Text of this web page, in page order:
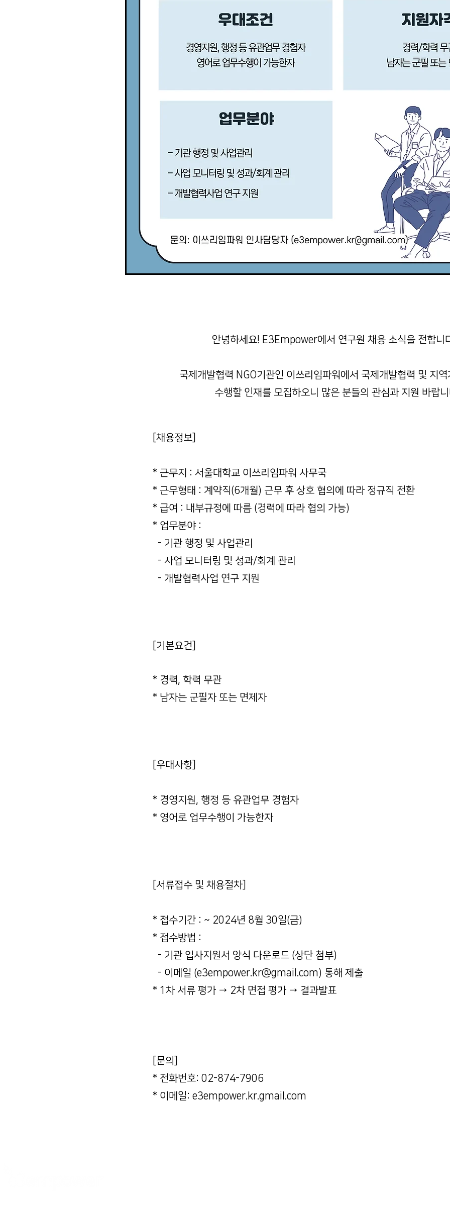
안녕하세요! E3Empower에서 연구원 채용 소식을 전합니
국제개발협력 NGO기관인 이쓰리임파워에서 국제개발협력 및 지
수행할 인재를 모집하오니 많은 분들의 관심과 지원 바랍
[채용정보]
* 근무지 : 서울대학교 이쓰리임파워 사무국
* 근무형태 : 계약직(6개월) 근무 후 상호 협의에 따라 정규직 전환
* 급여 : 내부규정에 따름 (경력에 따라 협의 가능)
* 업무분야 :
- 기관 행정 및 사업관리
- 사업 모니터링 및 성과/회계 관리
- 개발협력사업 연구 지원
[기본요건]
* 경력, 학력 무관
* 남자는 군필자 또는 면제자
[우대사항]
* 경영지원, 행정 등 유관업무 경험자
* 영어로 업무수행이 가능한자
[서류접수 및 채용절차]
* 접수기간 : ~ 2024년 8월 30일(금)
* 접수방법 :
- 기관 입사지원서 양식 다운로드 (상단 첨부)
- 이메일 (e3empower.kr@gmail.com) 통해 제출
* 1차 서류 평가 → 2차 면접 평가 → 결과발표
[문의]
* 전화번호: 02-874-7906
* 이메일: e3empower.kr.gmail.com